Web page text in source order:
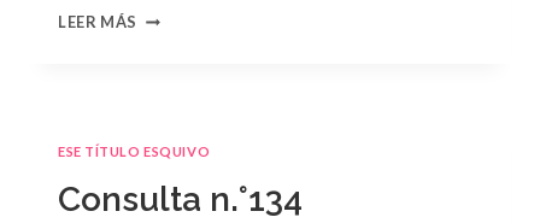
LEER MÁS CONSULTA
ESE TÍTULO ESQUIVO
Consulta n.°134